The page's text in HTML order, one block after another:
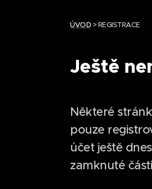
ÚVOD > REGISTRACE
Ještě
Některé
pouze
účet ještě
zamknuté